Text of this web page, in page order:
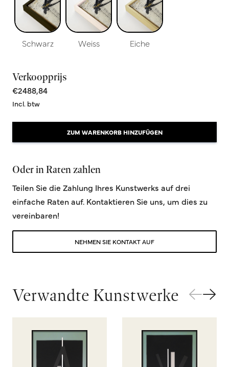
Schwarz Weiss Eiche
Verkoopprijs
€2488,84
Incl. btw
ZUM WARENKORB HINZUFÜGEN
Oder in Raten zahlen
Teilen Sie die Zahlung Ihres Kunstwerks auf drei
einfache Raten auf. Kontaktieren Sie uns, um dies zu
vereinbaren!
NEHMEN SIE KONTAKT AUF
Verwandte Kunstwerke